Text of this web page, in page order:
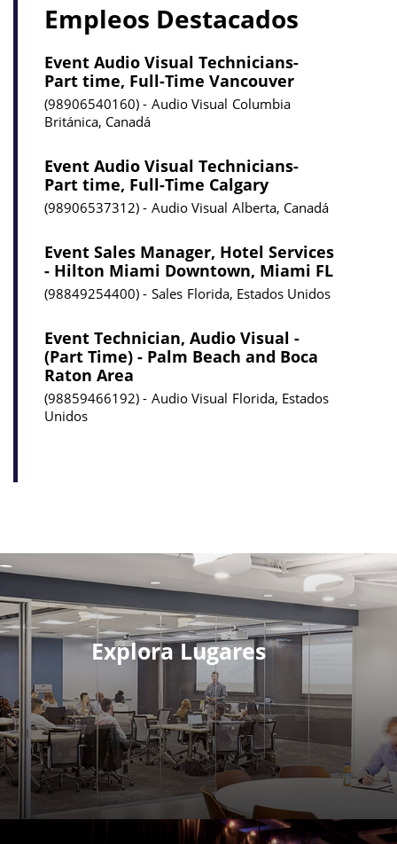
Empleos Destacados
Event Audio Visual Technicians-
Part time, Full-Time Vancouver
98906540160 Audio Visual Columbia
Británica, Canadá
Event Audio Visual Technicians-
Part time, Full-Time Calgary
98906537312 Audio Visual Alberta, Canadá
Event Sales Manager, Hotel Services
- Hilton Miami Downtown, Miami FL
98849254400 Sales Florida, Estados Unidos
Event Technician, Audio Visual -
(Part Time) - Palm Beach and Boca
Raton Area
98859466192 Audio Visual Florida, Estados
Unidos
Explora Lugares